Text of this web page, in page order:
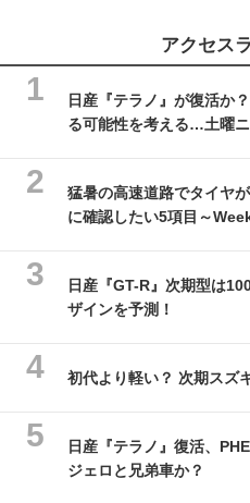
アクセス
日産『テラノ』が復活か
る可能性を考える…土曜
猛暑の高速道路でタイヤ
に確認したい5項目～
日産『GT-R』次期型は
ザインを予測！
初代より軽い？ 次期スズ
日産『テラノ』復活、
ジェロと兄弟車か？